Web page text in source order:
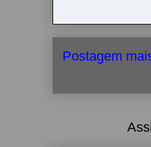
Postagem